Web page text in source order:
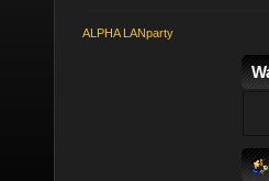
ALPHA LANparty